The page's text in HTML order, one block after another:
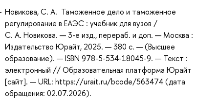
Новикова, С. А. Таможенное дело и таможенное
регулирование в ЕАЭС : учебник для вузов /
С. А. Новикова. — 3-е изд., перераб. и доп. — Москва :
Издательство Юрайт, 2025. — 380 с. — (Высшее
образование). — ISBN 978-5-534-18045-9. — Текст :
электронный // Образовательная платформа Юрайт
[сайт]. — URL: https://urait.ru/bcode/563474 (дата
обращения: 02.07.2026).